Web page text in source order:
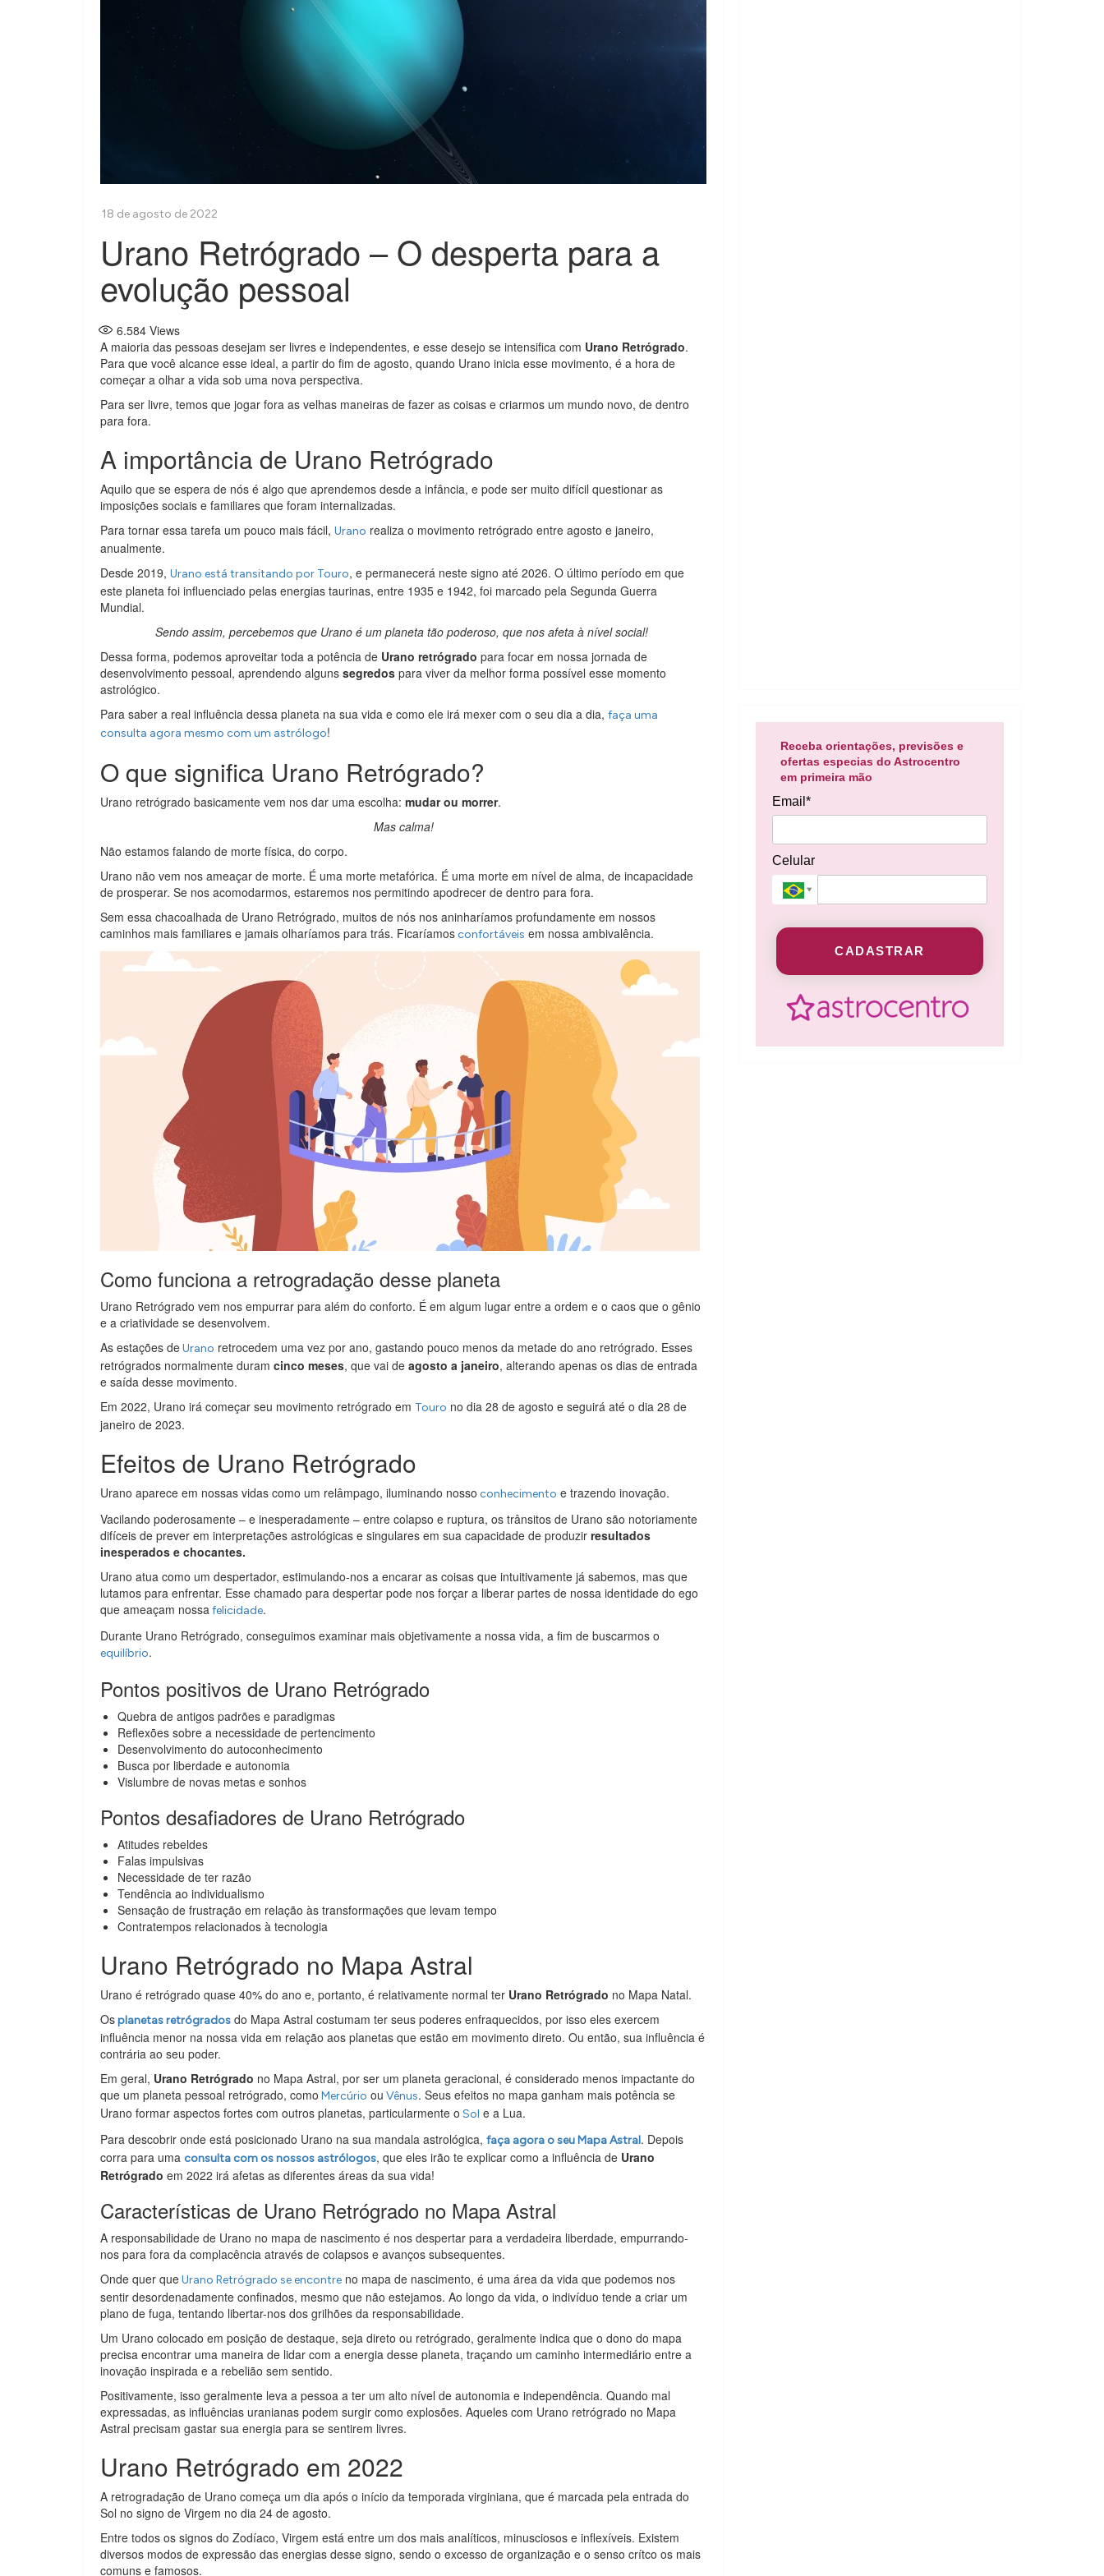
Urano Retrógrado – O desperta para a
evolução pessoal
6.584 Views
A maioria das pessoas desejam ser livres e independentes, e esse desejo se intensifica com Urano Retrógrado.
Para que você alcance esse ideal, a partir do fim de agosto, quando Urano inicia esse movimento, é a hora de
começar a olhar a vida sob uma nova perspectiva.
Para ser livre, temos que jogar fora as velhas maneiras de fazer as coisas e criarmos um mundo novo, de dentro
para fora.
A importância de Urano Retrógrado
Aquilo que se espera de nós é algo que aprendemos desde a infância, e pode ser muito difícil questionar as
imposições sociais e familiares que foram internalizadas.
Para tornar essa tarefa um pouco mais fácil, Urano realiza o movimento retrógrado entre agosto e janeiro,
anualmente.
Desde 2019, Urano está transitando por Touro, e permanecerá neste signo até 2026. O último período em que
este planeta foi influenciado pelas energias taurinas, entre 1935 e 1942, foi marcado pela Segunda Guerra
Mundial.
Sendo assim, percebemos que Urano é um planeta tão poderoso, que nos afeta à nível social!
Dessa forma, podemos aproveitar toda a potência de Urano retrógrado para focar em nossa jornada de
desenvolvimento pessoal, aprendendo alguns segredos para viver da melhor forma possível esse momento
astrológico.
Para saber a real influência dessa planeta na sua vida e como ele irá mexer com o seu dia a dia, faça uma
consulta agora mesmo com um astrólogo!
O que significa Urano Retrógrado?
Urano retrógrado basicamente vem nos dar uma escolha: mudar ou morrer.
Mas calma!
Não estamos falando de morte física, do corpo.
Urano não vem nos ameaçar de morte. É uma morte metafórica. É uma morte em nível de alma, de incapacidade
de prosperar. Se nos acomodarmos, estaremos nos permitindo apodrecer de dentro para fora.
Sem essa chacoalhada de Urano Retrógrado, muitos de nós nos aninharíamos profundamente em nossos
caminhos mais familiares e jamais olharíamos para trás. Ficaríamosconfortáveis ​​em nossa ambivalência.
Como funciona a retrogradação desse planeta
Urano Retrógrado vem nos empurrar para além do conforto. É em algum lugar entre a ordem e o caos que o gênio
e a criatividade se desenvolvem.
As estações deUrano retrocedem uma vez por ano, gastando pouco menos da metade do ano retrógrado. Esses
retrógrados normalmente duram cinco meses, que vai de agosto a janeiro, alterando apenas os dias de entrada
e saída desse movimento.
Em 2022, Urano irá começar seu movimento retrógrado em Touro no dia 28 de agosto e seguirá até o dia 28 de
janeiro de 2023.
Efeitos de Urano Retrógrado
Urano aparece em nossas vidas como um relâmpago, iluminando nosso conhecimento e trazendo inovação.
Vacilando poderosamente – e inesperadamente – entre colapso e ruptura, os trânsitos de Urano são notoriamente
difíceis de prever em interpretações astrológicas e singulares em sua capacidade de produzir resultados
inesperados e chocantes.
Urano atua como um despertador, estimulando-nos a encarar as coisas que intuitivamente já sabemos, mas que
lutamos para enfrentar. Esse chamado para despertar pode nos forçar a liberar partes de nossa identidade do ego
que ameaçam nossafelicidade.
Durante Urano Retrógrado, conseguimos examinar mais objetivamente a nossa vida, a fim de buscarmos o
equilíbrio.
Pontos positivos de Urano Retrógrado
Quebra de antigos padrões e paradigmas
Reflexões sobre a necessidade de pertencimento
Desenvolvimento do autoconhecimento
Busca por liberdade e autonomia
Vislumbre de novas metas e sonhos
Pontos desafiadores de Urano Retrógrado
Atitudes rebeldes
Falas impulsivas
Necessidade de ter razão
Tendência ao individualismo
Sensação de frustração em relação às transformações que levam tempo
Contratempos relacionados à tecnologia
Urano Retrógrado no Mapa Astral
Urano é retrógrado quase 40% do ano e, portanto, é relativamente normal ter Urano Retrógrado no Mapa Natal.
Osplanetas retrógrados do Mapa Astral costumam ter seus poderes enfraquecidos, por isso eles exercem
influência menor na nossa vida em relação aos planetas que estão em movimento direto. Ou então, sua influência é
contrária ao seu poder.
Em geral, Urano Retrógrado no Mapa Astral, por ser um planeta geracional, é considerado menos impactante do
que um planeta pessoal retrógrado, como Mercúrio ou Vênus. Seus efeitos no mapa ganham mais potência se
Urano formar aspectos fortes com outros planetas, particularmente o Sol e a Lua.
Para descobrir onde está posicionado Urano na sua mandala astrológica, faça agora o seu Mapa Astral. Depois
corra para uma consulta com os nossos astrólogos, que eles irão te explicar como a influência de Urano
Retrógrado em 2022 irá afetas as diferentes áreas da sua vida!
Características de Urano Retrógrado no Mapa Astral
A responsabilidade de Urano no mapa de nascimento é nos despertar para a verdadeira liberdade, empurrando-
nos para fora da complacência através de colapsos e avanços subsequentes.
Onde quer queUrano Retrógrado se encontre no mapa de nascimento, é uma área da vida que podemos nos
sentir desordenadamente confinados, mesmo que não estejamos. Ao longo da vida, o indivíduo tende a criar um
plano de fuga, tentando libertar-nos dos grilhões da responsabilidade.
Um Urano colocado em posição de destaque, seja direto ou retrógrado, geralmente indica que o dono do mapa
precisa encontrar uma maneira de lidar com a energia desse planeta, traçando um caminho intermediário entre a
inovação inspirada e a rebelião sem sentido.
Positivamente, isso geralmente leva a pessoa a ter um alto nível de autonomia e independência. Quando mal
expressadas, as influências uranianas podem surgir como explosões. Aqueles com Urano retrógrado no Mapa
Astral precisam gastar sua energia para se sentirem livres.
Urano Retrógrado em 2022
A retrogradação de Urano começa um dia após o início da temporada virginiana, que é marcada pela entrada do
Sol no signo de Virgem no dia 24 de agosto.
Entre todos os signos do Zodíaco, Virgem está entre um dos mais analíticos, minusciosos e inflexíveis. Existem
diversos modos de expressão das energias desse signo, sendo o excesso de organização e o senso crítco os mais
comuns e famosos.
Receba orientações, previsões e
ofertas especias do Astrocentro
em primeira mão
Email*
Celular
CADASTRAR